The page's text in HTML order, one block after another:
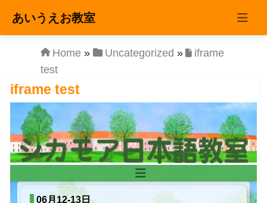
Main
Navigation
あいうえお教室
Home » Uncategorized »
iframe
test
iframe test